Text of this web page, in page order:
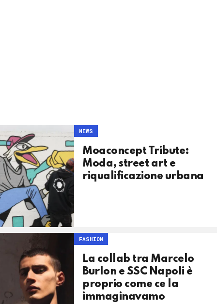
NEWS
Moaconcept Tribute:
Moda, street art e
riqualificazione urbana
FASHION
La collab tra Marcelo
Burlon e SSC Napoli è
proprio come ce la
immaginavamo